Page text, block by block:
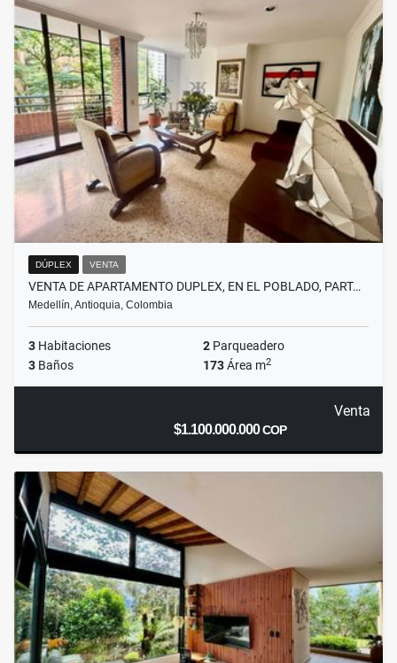
DÚPLEX VENTA
VENTA DE APARTAMENTO DUPLEX, EN EL POBLADO, PART…
Medellín, Antioquia, Colombia
3 Habitaciones 2 Parqueadero
3 Baños 173Área m2
Venta
$1.100.000.000COP